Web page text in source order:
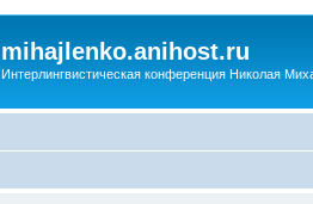
mihajlenko.anihost.ru
Интерлингвистическая конференция Николая